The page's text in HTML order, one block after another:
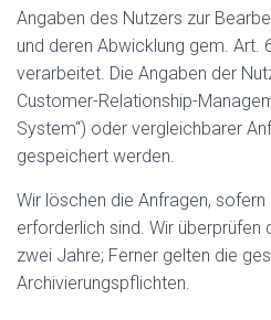
Angaben des Nutzers zur
und deren Abwicklung gem. Art.
verarbeitet. Die Angaben der
Customer-Relationship-
System“) oder vergleichbarer
gespeichert werden.
Wir löschen die Anfragen,
erforderlich sind. Wir überprüfen
zwei Jahre; Ferner gelten die
Archivierungspflichten.